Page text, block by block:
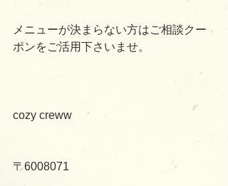
メニューが決まらない方はご相談クー
ポンをご活用下さいませ。
cozy creww
〒6008071